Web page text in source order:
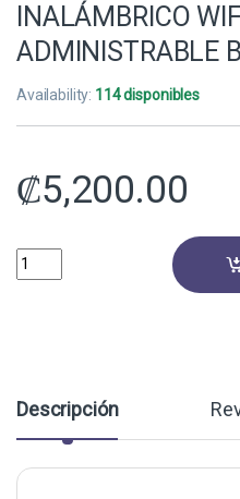
INALÁMBRICO
ADMINISTRABLE
Availability: 114 disponibles
₡5,200.00
SWITCH XIAOMI 23952
Descripción